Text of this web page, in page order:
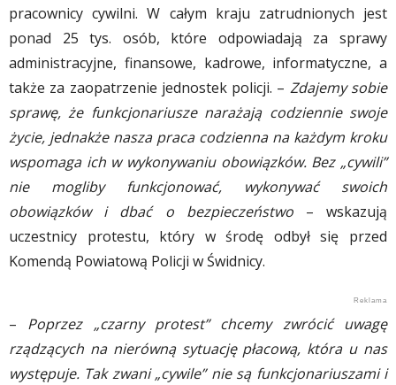
pracownicy cywilni. W całym kraju zatrudnionych jest
ponad 25 tys. osób, które odpowiadają za sprawy
administracyjne, finansowe, kadrowe, informatyczne, a
także za zaopatrzenie jednostek policji. – Zdajemy sobie
sprawę, że funkcjonariusze narażają codziennie swoje
życie, jednakże nasza praca codzienna na każdym kroku
wspomaga ich w wykonywaniu obowiązków. Bez „cywili”
nie mogliby funkcjonować, wykonywać swoich
obowiązków i dbać o bezpieczeństwo– wskazują
uczestnicy protestu, który w środę odbył się przed
Komendą Powiatową Policji w Świdnicy.
– Poprzez „czarny protest” chcemy zwrócić uwagę
rządzących na nierówną sytuację płacową, która u nas
występuje. Tak zwani „cywile” nie są funkcjonariuszami i